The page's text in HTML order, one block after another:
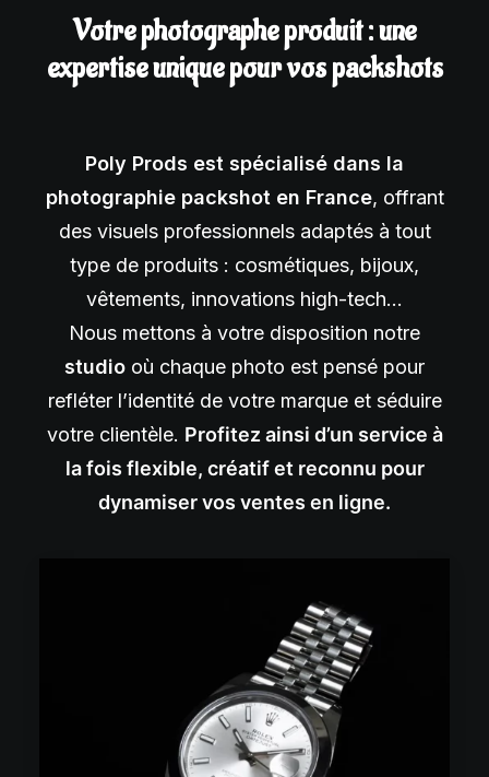
Votre photographe produit : une
expertise unique pour vos packshots
Poly Prods est spécialisé dans la
photographie packshot en France, offrant
des visuels professionnels adaptés à tout
type de produits : cosmétiques, bijoux,
vêtements, innovations high-tech…
Nous mettons à votre disposition notre
studio où chaque photo est pensé pour
refléter l’identité de votre marque et séduire
votre clientèle. Profitez ainsi d’un service à
la fois flexible, créatif et reconnu pour
dynamiser vos ventes en ligne.